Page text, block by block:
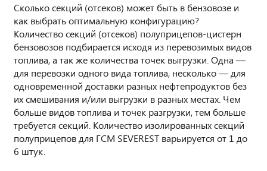
Сколько секций (отсеков) может быть в бензовозе и
как выбрать оптимальную конфигурацию?
Количество секций (отсеков) полуприцепов-цистерн
бензовозов подбирается исходя из перевозимых видов
топлива, а так же количества точек выгрузки. Одна —
для перевозки одного вида топлива, несколько — для
одновременной доставки разных нефтепродуктов без
их смешивания и/или выгрузки в разных местах. Чем
больше видов топлива и точек разгрузки, тем больше
требуется секций. Количество изолированных секций
полуприцепов для ГСМ SEVEREST варьируется от 1 до
6 штук.